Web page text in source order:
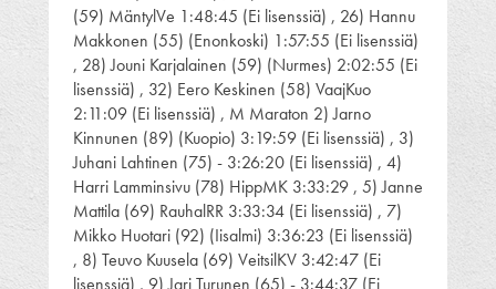
(59) MäntylVe 1:48:45 (Ei lisenssiä) , 26) Hannu
Makkonen (55) (Enonkoski) 1:57:55 (Ei lisenssiä)
, 28) Jouni Karjalainen (59) (Nurmes) 2:02:55 (Ei
lisenssiä) , 32) Eero Keskinen (58) VaajKuo
2:11:09 (Ei lisenssiä) , M Maraton 2) Jarno
Kinnunen (89) (Kuopio) 3:19:59 (Ei lisenssiä) , 3)
Juhani Lahtinen (75) - 3:26:20 (Ei lisenssiä) , 4)
Harri Lamminsivu (78) HippMK 3:33:29 , 5) Janne
Mattila (69) RauhalRR 3:33:34 (Ei lisenssiä) , 7)
Mikko Huotari (92) (Iisalmi) 3:36:23 (Ei lisenssiä)
, 8) Teuvo Kuusela (69) VeitsilKV 3:42:47 (Ei
lisenssiä) , 9) Jari Turunen (65) - 3:44:37 (Ei